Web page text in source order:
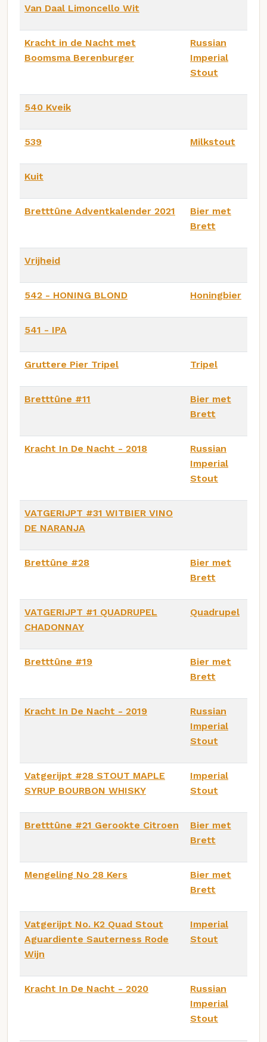
Van Daal Limoncello Wit
Kracht in de Nacht met
Boomsma Berenburger
Russian
Imperial
Stout
540 Kveik
539 Milkstout
Kuit
Bretttûne Adventkalender 2021
Bier met
Brett
Vrijheid
542 - HONING BLOND Honingbier
541 - IPA
Gruttere Pier Tripel Tripel
Bretttûne #11
Bier met
Brett
Kracht In De Nacht - 2018
Russian
Imperial
Stout
VATGERIJPT #31 WITBIER VINO
DE NARANJA
Brettûne #28
Bier met
Brett
VATGERIJPT #1 QUADRUPEL
CHADONNAY
Quadrupel
Bretttûne #19
Bier met
Brett
Kracht In De Nacht - 2019
Russian
Imperial
Stout
Vatgerijpt #28 STOUT MAPLE
SYRUP BOURBON WHISKY
Imperial
Stout
Bretttûne #21 Gerookte Citroen
Bier met
Brett
Mengeling No 28 Kers
Bier met
Brett
Vatgerijpt No. K2 Quad Stout
Aguardiente Sauterness Rode
Wijn
Imperial
Stout
Kracht In De Nacht - 2020
Russian
Imperial
Stout